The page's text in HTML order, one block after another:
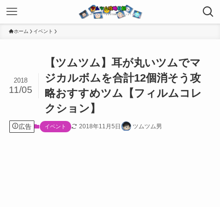
ホーム イベント
【ツムツム】耳が丸いツムでマ
ジカルボムを合計12個消そう攻
略おすすめツム【フィルムコレ
クション】
2018
11/05
広告 イベント 2018年11月5日 ツムツム男